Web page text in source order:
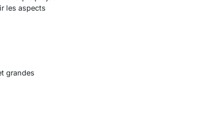
les aspects
grandes